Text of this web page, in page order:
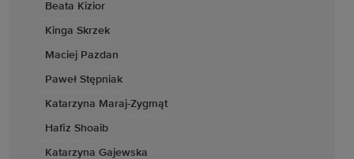
Beata Kizior
Kinga Skrzek
Maciej Pazdan
Paweł Stępniak
Katarzyna Maraj-Zygmąt
Hafiz Shoaib
Katarzyna Gajewska